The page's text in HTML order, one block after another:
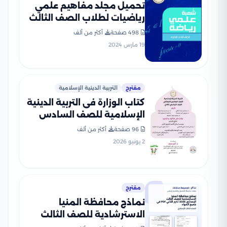
تحميل مجلد مفاهيم علمي
رياضيات لطلاب الصف الثالث
الثانوي 2025
498 صفحة
أكثر من ألف
19 مارس 2024
مقترح التربية الدينية الإسلامية
كتاب الوزارة فى التربية الدينية
الإسلامية للصف السادس
بصيغة PDF
96 صفحة
أكثر من ألف
2 يونيو 2026
مقترح
نماذج محافظة المنيا
الاسترشادية للصف الثالث